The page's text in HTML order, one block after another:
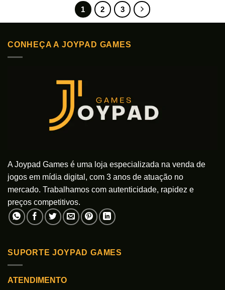
1 2 3
CONHEÇA A JOYPAD GAMES
A Joypad Games é uma loja especializada na venda de
jogos em mídia digital, com 3 anos de atuação no
mercado. Trabalhamos com autenticidade, rapidez e
preços competitivos.
SUPORTE JOYPAD GAMES
ATENDIMENTO